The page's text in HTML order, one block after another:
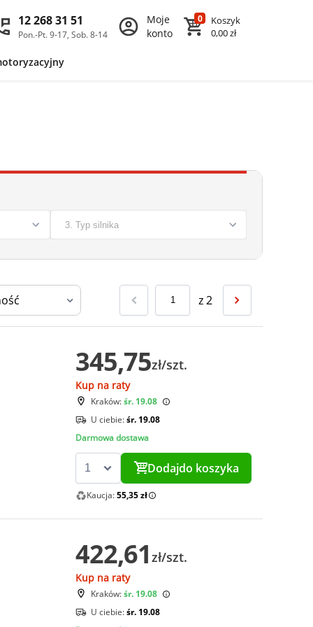
12 268 31 51
Pon.-Pt. 9-17, Sob. 8-14
Moje
konto
0
Koszyk
0,00 zł
z2
345,75zł/szt.
Kup na raty
Kraków:śr. 19.08
U ciebie:śr. 19.08
Darmowa dostawa
Dodajdo koszyka
Kaucja:55,35 zł
422,61 zł/szt.
Kup na raty
Kraków:śr. 19.08
U ciebie:śr. 19.08